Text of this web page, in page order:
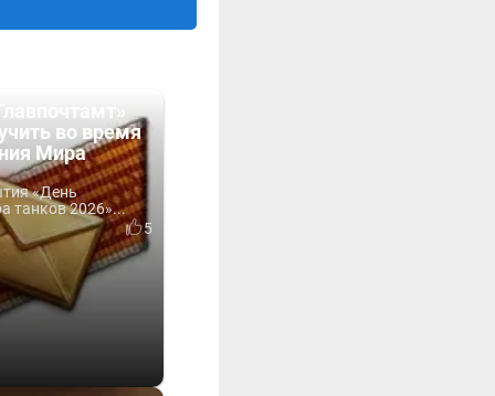
во время
Мира
«День
танков 2026»...
5